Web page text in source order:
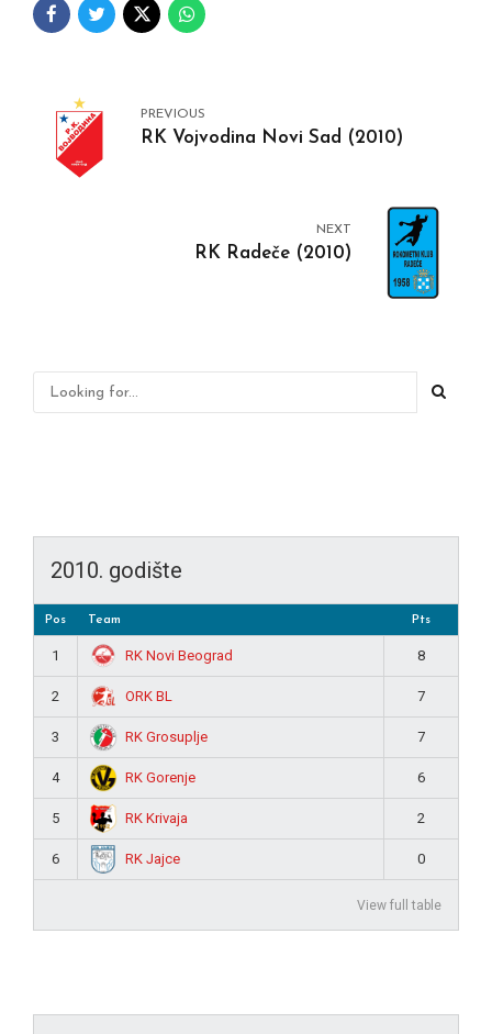
PREVIOUS
RK Vojvodina Novi Sad (2010)
NEXT
RK Radeče (2010)
2010. godište
Pos Team Pts
1 RK Novi Beograd 8
2 ORK BL 7
3 RK Grosuplje 7
4 RK Gorenje 6
5 RK Krivaja 2
6 RK Jajce 0
View full table